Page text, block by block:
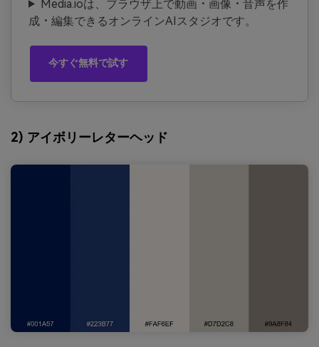
Media.ioは、ブラウザ上で動画・画像・音声を作
成・編集できるオンラインAIスタジオです。
今すぐ無料で試す
2) アイボリーレターヘッド